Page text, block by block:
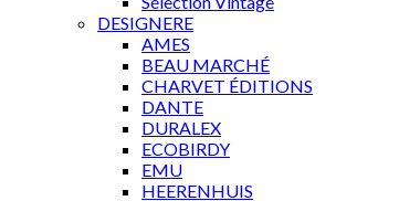
DESIGNERE
AMES
BEAU MARCHÉ
CHARVET ÉDITIONS
DANTE
DURALEX
ECOBIRDY
EMU
HEERENHUIS